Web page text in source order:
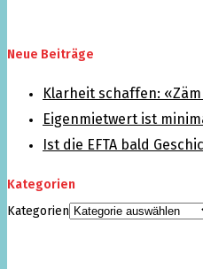
Neue Beiträge
Klarheit schaffen:
Eigenmietwert ist
Ist die EFTA bald
Kategorien
Kategorien